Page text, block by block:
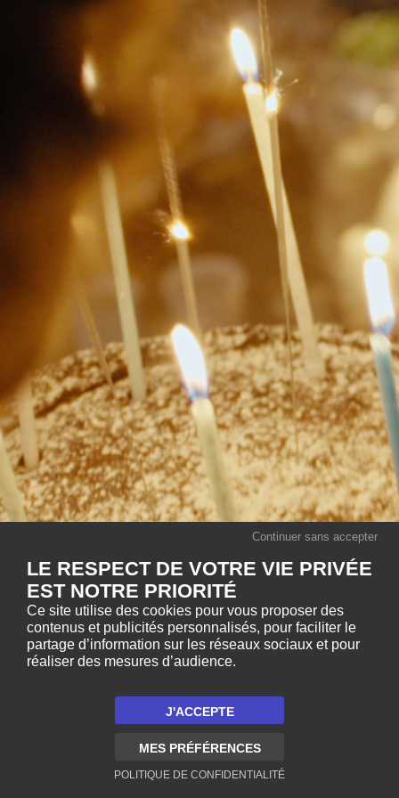
LE RESPECT DE VOTRE VIE PRIVÉE
EST NOTRE PRIORITÉ
Ce site utilise des cookies pour vous proposer des
contenus et publicités personnalisés, pour faciliter le
partage d’information sur les réseaux sociaux et pour
réaliser des mesures d’audience.
J'ACCEPTE
Continuer sans accepter
MES PRÉFÉRENCES
POLITIQUE DE CONFIDENTIALITÉ